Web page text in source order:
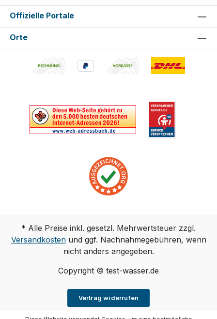
Offizielle Portale
Orte
* Alle Preise inkl. gesetzl. Mehrwertsteuer zzgl.
Versandkostenund ggf. Nachnahmegebühren, wenn
nicht anders angegeben.
Copyright © test-wasser.de
Vertrag widerrufen